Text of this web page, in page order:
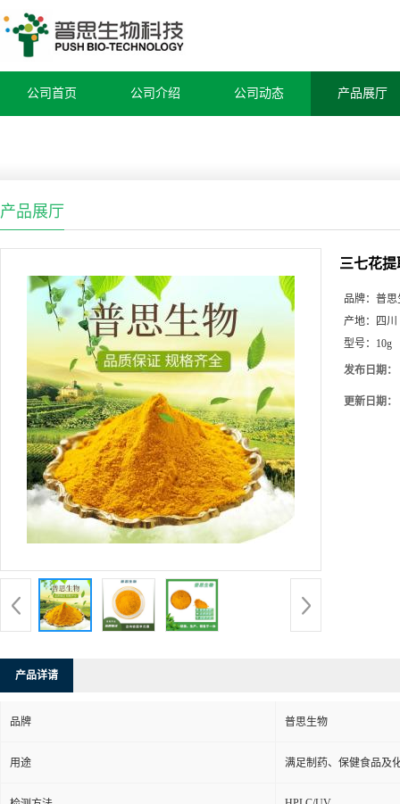
公司首页 公司介绍 公司动态 产品展厅
产品展厅
三七花提
品牌： 普思
产地：
四川
型号： 10g
发布日期：
更新日期：
产品详请
品牌 普思生物
用途 满足制药、保健食品及